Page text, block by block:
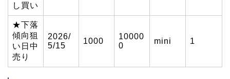
し買い
★下落
傾向狙
い日中
売り
2026/
5/15
1000
10000
0
mini 1